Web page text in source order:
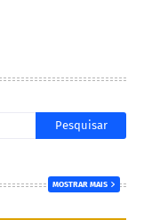
MOSTRAR MAIS